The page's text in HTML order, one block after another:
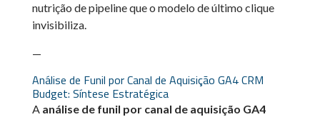
nutrição de pipeline que o modelo de último clique
invisibiliza.
—
Análise de Funil por Canal de Aquisição GA4 CRM
Budget: Síntese Estratégica
A análise de funil por canal de aquisição GA4